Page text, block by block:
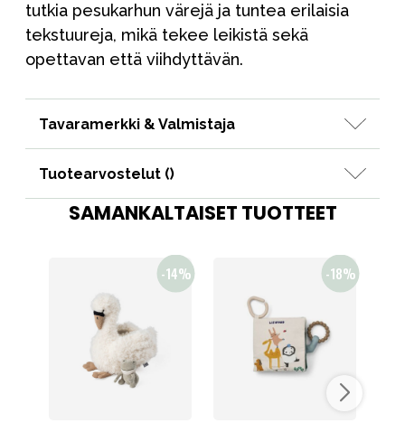
tutkia pesukarhun värejä ja tuntea erilaisia
tekstuureja, mikä tekee leikistä sekä
opettavan että viihdyttävän.
Tavaramerkki & Valmistaja
Tuotearvostelut ()
SAMANKALTAISET TUOTTEET